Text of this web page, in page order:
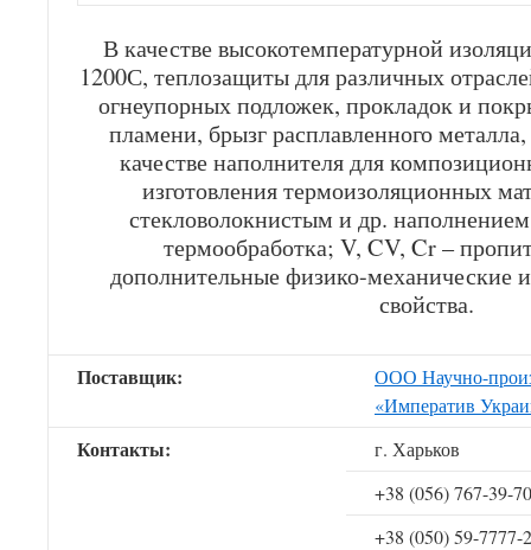
В качестве высокотемпературной
1200С, теплозащиты для различных
огнеупорных подложек, прокладок и
пламени, брызг расплавленного
качестве наполнителя для
изготовления термоизоляционных
стекловолокнистым и др.
термообработка; V, CV, Cr –
дополнительные физико-механические
свойства.
Поставщик:
ООО Научно-
«Императив
Контакты:
г. Харьков
+38 (056) 767-39-70
+38 (050) 59-7777-2